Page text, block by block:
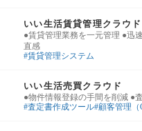
いい生活賃貸管理クラウド
●賃貸管理業務を一元管理 ●迅
直感
賃貸管理システム
いい生活売買クラウド
●物件情報登録の手間を削減 ●
査定書作成ツール 顧客管理（